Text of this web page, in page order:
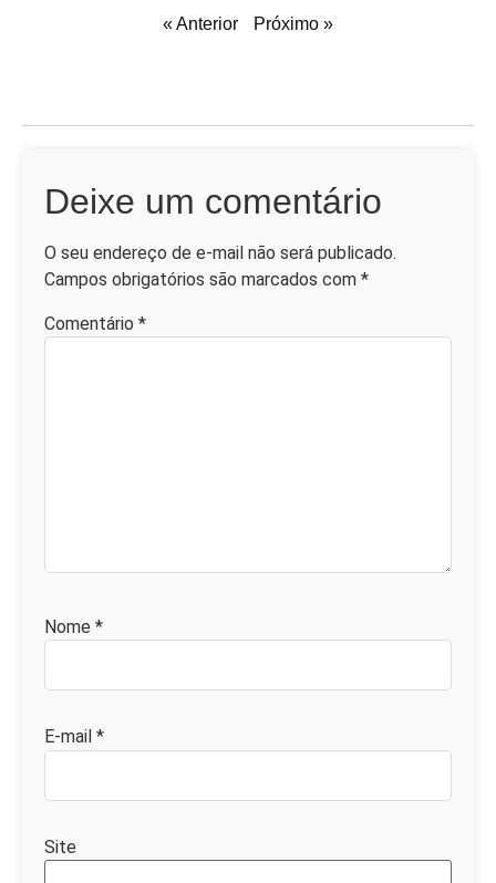
« Anterior Próximo »
Deixe um comentário
O seu endereço de e-mail não será publicado.
Campos obrigatórios são marcados com *
Comentário *
Nome *
E-mail *
Site